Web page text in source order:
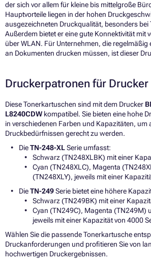
der sich vor allem für kleine bis mittelgroße
Hauptvorteile liegen in der hohen
ausgezeichneten Druckqualität, besonders bei
Außerdem bietet er eine gute Konnektivität mit
über WLAN. Für Unternehmen, die regelmäßig
an Dokumenten drucken müssen, ist dieser
Druckerpatronen für Drucker
Diese Tonerkartuschen sind mit dem Drucker
L8240CDW kompatibel. Sie bieten eine hohe
in verschiedenen Farben und Kapazitäten, um
Druckbedürfnissen gerecht zu werden.
DieTN-248-XLSerie umfasst:
Schwarz (TN248XLBK) mit einer
Cyan (TN248XLC), Magenta
(TN248XLY), jeweils mit einer
DieTN-249Serie bietet eine höhere
Schwarz (TN249BK) mit einer
Cyan (TN249C), Magenta (TN249M)
jeweils mit einer Kapazität von 4000
Wählen Sie die passende Tonerkartusche
Druckanforderungen und profitieren Sie von
hochwertigen Druckergebnissen.